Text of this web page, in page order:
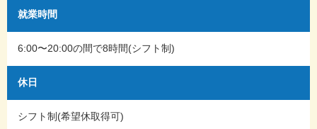
就業時間
6:00〜20:00の間で8時間(シフト制)
休日
シフト制(希望休取得可)